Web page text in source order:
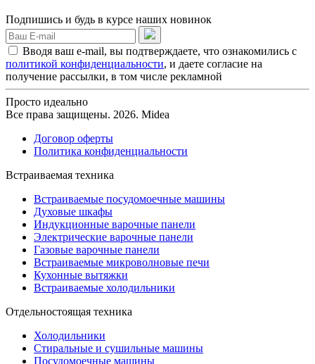
Подпишись и будь в курсе наших новинок
Вводя ваш e-mail, вы подтверждаете, что ознакомились с
политикой конфиденциальности, и даете согласие на
получение рассылки, в том числе рекламной
Просто идеально
Все права защищены. 2026. Midea
Договор оферты
Политика конфиденциальности
Встраиваемая техника
Встраиваемые посудомоечные машины
Духовые шкафы
Индукционные варочные панели
Электрические варочные панели
Газовые варочные панели
Встраиваемые микроволновые печи
Кухонные вытяжки
Встраиваемые холодильники
Отдельностоящая техника
Холодильники
Стиральные и сушильные машины
Посудомоечные машины